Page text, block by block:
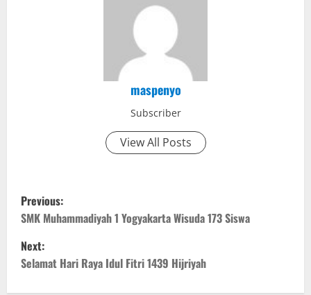
maspenyo
Subscriber
View All Posts
P
o
s
Previous:
SMK Muhammadiyah 1 Yogyakarta Wisuda 173 Siswa
Next:
Selamat Hari Raya Idul Fitri 1439 Hijriyah